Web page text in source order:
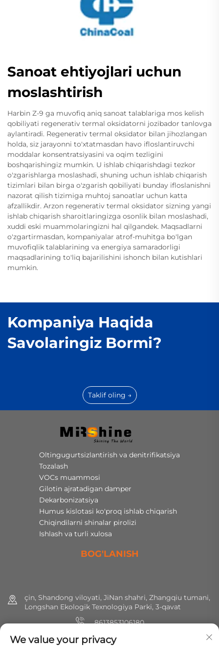
Sanoat ehtiyojlari uchun
moslashtirish
Harbin Z-9 ga muvofiq aniq sanoat talablariga mos kelish
qobiliyati regenerativ termal oksidatorni jozibador tanlovga
aylantiradi. Regenerativ termal oksidator bilan jihozlangan
holda, siz jarayonni to'xtatmasdan havo ifloslantiruvchi
moddalar konsentratsiyasini va oqim tezligini
boshqarishingiz mumkin. U ishlab chiqarishdagi tezkor
o'zgarishlarga moslashadi, shuning uchun ishlab chiqarish
tizimlari bilan birga o'zgarish qobiliyati bunday ifloslanishni
nazorat qilish tizimiga muhtoj sanoatlar uchun katta
afzallikdir. Arzon regenerativ termal oksidator sizning yangi
ishlab chiqarish sharoitlaringizga osonlik bilan moslashadi,
xuddi eski muammolaringizni hal qilgandek. Maqsadlarni
o'zgartirmasdan, kompaniyalar atrof-muhitga bo'lgan
muvofiqlik talablarining va energiya samaradorligi
maqsadlarining to'liq bajarilishini ishonch bilan kutishlari
mumkin.
Kompaniya Haqida
Savolaringiz Bormi?
Taklif oling →
Oltingugurtsizlantirish va denitrifikatsiya
Tozalash
VOCs muammosi
Gilotin ajratadigan damper
Dekarbonizatsiya
Humus kislotasi ko'proq ishlab chiqarish
Chiqindilarni shinalar pirolizi
Ishlash va turli xulosa
BOG'LANISH
çin, Shandong viloyati, JiNan shahri, Zhangqiu tumani,
Longshan Ekologik Texnologiya Parki, 3-qavat
8613853106180
+86 (0) 531 8891 0288
We value your privacy